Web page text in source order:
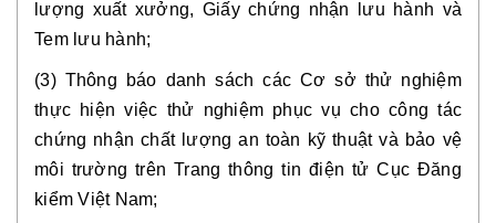
lượng xuất xưởng, Giấy chứng nhận lưu hành và
Tem lưu hành;
(3) Thông báo danh sách các Cơ sở thử nghiệm
thực hiện việc thử nghiệm phục vụ cho công tác
chứng nhận chất lượng an toàn kỹ thuật và bảo vệ
môi trường trên Trang thông tin điện tử Cục Đăng
kiểm Việt Nam;